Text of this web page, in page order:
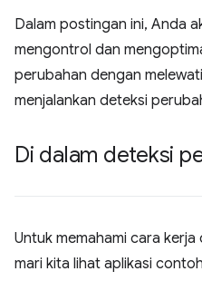
Dalam postingan ini, Anda
mengontrol dan
perubahan dengan
menjalankan deteksi
Di dalam deteksi
Untuk memahami cara
mari kita lihat aplikasi